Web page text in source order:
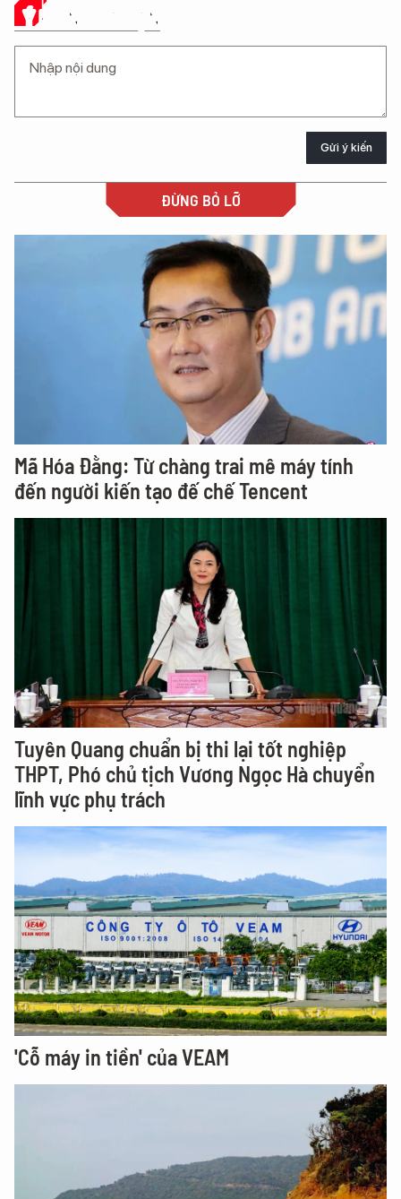
Ý KIẾN CỦA BẠN
Gửi ý kiến
ĐỪNG BỎ LỠ
Mã Hóa Đằng: Từ chàng trai mê máy tính
đến người kiến tạo đế chế Tencent
Tuyên Quang chuẩn bị thi lại tốt nghiệp
THPT, Phó chủ tịch Vương Ngọc Hà chuyển
lĩnh vực phụ trách
'Cỗ máy in tiền' của VEAM